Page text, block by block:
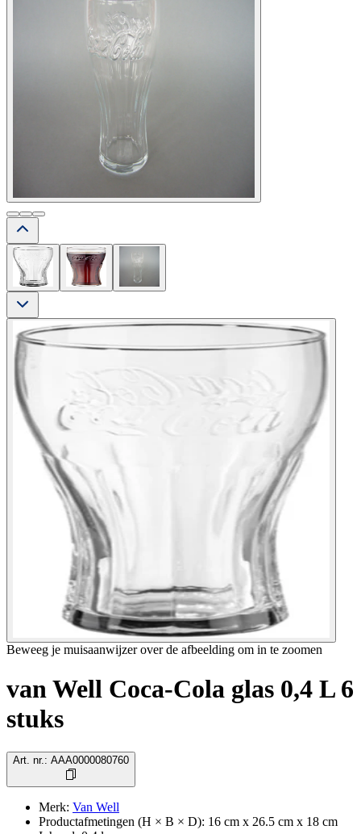
Beweeg je muisaanwijzer over de afbeelding om in te zoomen
van Well Coca-Cola glas 0,4 L 6
stuks
Art. nr. : AAA0000080760
Merk: Van Well
Productafmetingen (H × B × D): 16 cm x 26.5 cm x 18 cm